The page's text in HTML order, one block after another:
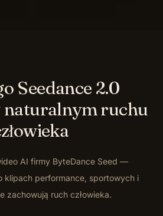
Seedance 2.0
naturalnym ruchu
AI firmy ByteDance Seed —
klipach performance, sportowych i
zachowują ruch człowieka.